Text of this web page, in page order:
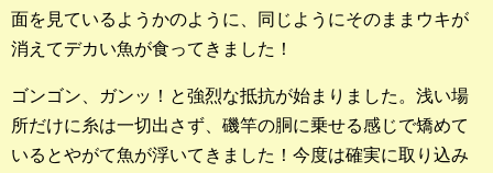
面を見ているようかのように、同じようにそのままウキが
消えてデカい魚が食ってきました！
ゴンゴン、ガンッ！と強烈な抵抗が始まりました。浅い場
所だけに糸は一切出さず、磯竿の胴に乗せる感じで矯めて
いるとやがて魚が浮いてきました！今度は確実に取り込み